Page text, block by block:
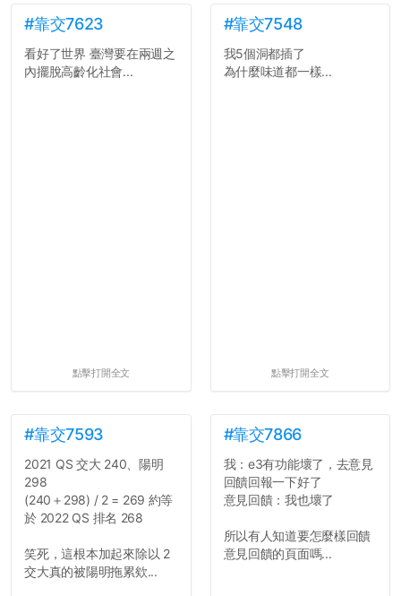
#靠交7623
看好了世界 臺灣要在兩週之
內擺脫高齡化社會...
點擊打開全文
#靠交7548
我5個洞都插了
為什麼味道都一樣...
點擊打開全文
#靠交7593
2021 QS 交大 240、陽明
298
(240＋298) / 2 = 269 約等
於 2022 QS 排名 268
笑死，這根本加起來除以 2
交大真的被陽明拖累欸...
#靠交7866
我：e3有功能壞了，去意見
回饋回報一下好了
意見回饋：我也壞了
所以有人知道要怎麼樣回饋
意見回饋的頁面嗎...